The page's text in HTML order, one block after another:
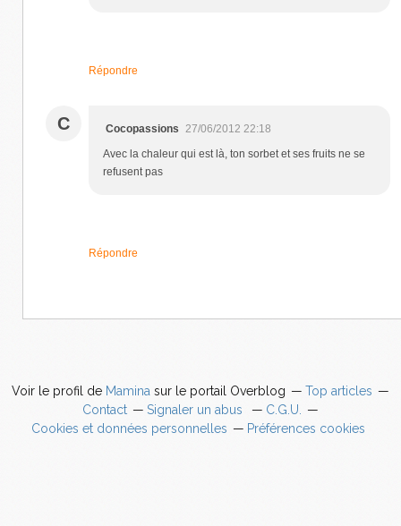
Répondre
C Cocopassions 27/06/2012 22:18
Avec la chaleur qui est là, ton sorbet et ses fruits ne se
refusent pas
Répondre
Voir le profil de Mamina sur le portail Overblog
Top articles
Contact
Signaler un abus
C.G.U.
Cookies et données personnelles
Préférences cookies